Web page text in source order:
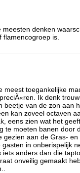
denken
is.
toegankelijke
Ik denk
beetje van de zon aan
kan zoveel octaven
eens zien wat het
te moeten banen door
gezien aan de Gras- en
in onberispelijk
iets anders dan die
onveilig gemaakt